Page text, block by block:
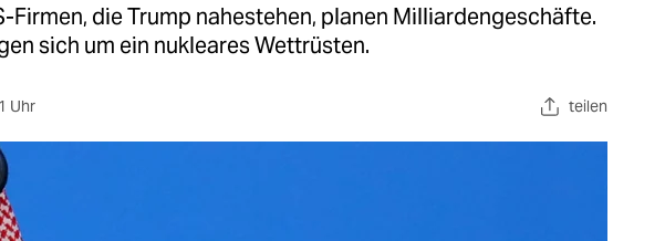
Firmen, die Trump nahestehen, planen Milliardengeschäfte.
sich um ein nukleares Wettrüsten.
Uhr teilen